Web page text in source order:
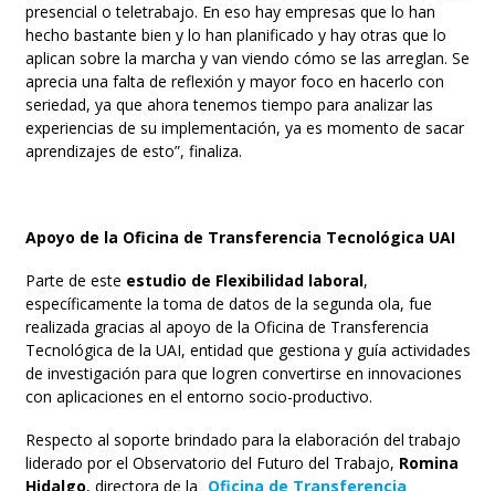
presencial o teletrabajo. En eso hay empresas que lo han
hecho bastante bien y lo han planificado y hay otras que lo
aplican sobre la marcha y van viendo cómo se las arreglan. Se
aprecia una falta de reflexión y mayor foco en hacerlo con
seriedad, ya que ahora tenemos tiempo para analizar las
experiencias de su implementación, ya es momento de sacar
aprendizajes de esto”, finaliza.
Apoyo de la Oficina de Transferencia Tecnológica UAI
Parte de este estudio de Flexibilidad laboral,
específicamente la toma de datos de la segunda ola, fue
realizada gracias al apoyo de la Oficina de Transferencia
Tecnológica de la UAI, entidad que gestiona y guía actividades
de investigación para que logren convertirse en innovaciones
con aplicaciones en el entorno socio-productivo.
Respecto al soporte brindado para la elaboración del trabajo
liderado por el Observatorio del Futuro del Trabajo, Romina
Hidalgo, directora de la Oficina de Transferencia